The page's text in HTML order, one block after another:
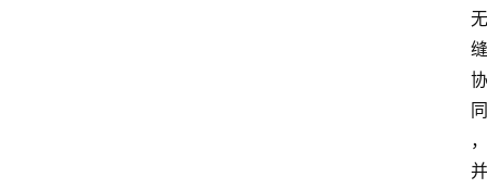
无
缝
协
同
，
并